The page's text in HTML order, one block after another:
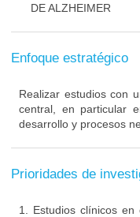
DE ALZHEIMER
Enfoque estratégico
Realizar estudios con
central, en particular
desarrollo y procesos
Prioridades de
1. Estudios clínicos en